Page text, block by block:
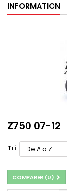
INFORMATION
Z750 07-12
Tri
COMPARER (0)